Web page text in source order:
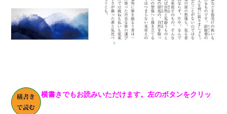
横書きでもお読みいただけます。左のボタンをクリッ